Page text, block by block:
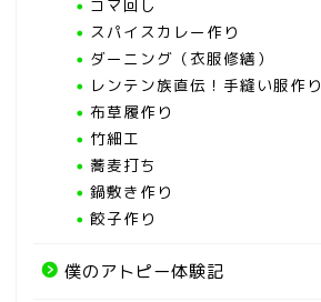
コマ回し
スパイスカレー作り
ダーニング（衣服修繕）
レンテン族直伝！手縫い服作り
布草履作り
竹細工
蕎麦打ち
鍋敷き作り
餃子作り
僕のアトピー体験記